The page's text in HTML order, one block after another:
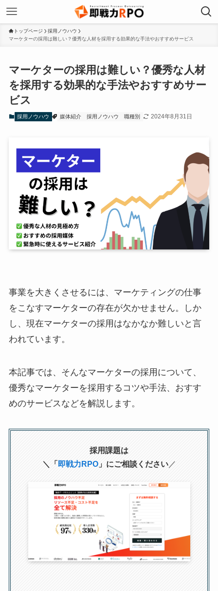
トップページ
採用ノウハウ
マーケターの採用は難しい？優秀な人材を採用する効果的な手法やおすすめサービス
マーケターの採用は難しい？優秀な人材
を採用する効果的な手法やおすすめサー
ビス
採用ノウハウ 媒体紹介 採用ノウハウ 職種別 2024年8月31日
事業を大きくさせるには、マーケティングの仕事
をこなすマーケターの存在が欠かせません。しか
し、現在マーケターの採用はなかなか難しいと言
われています。
本記事では、そんなマーケターの採用につ​​いて、
優秀なマーケターを採用するコツや手法、おすす
めのサービスなどを解説します。
採用課題は
＼「 即戦力RPO」にご相談ください／